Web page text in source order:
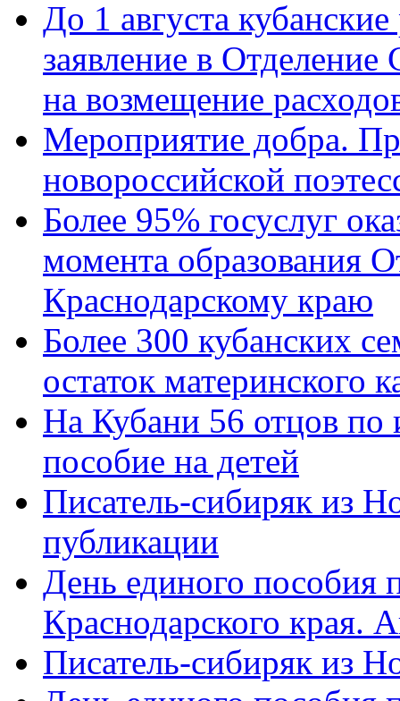
До 1 августа
заявление в
на возмещение
Мероприятие добра.
новороссийской
Более 95% госуслуг
момента образования
Краснодарскому краю
Более 300 кубанских
остаток материнского
На Кубани 56 отцов по
пособие на детей
Писатель-сибиряк из
публикации
День единого пособия
Краснодарского края.
Писатель-сибиряк из